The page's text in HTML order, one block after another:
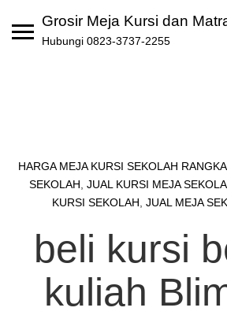
Grosir Meja Kursi dan
Hubungi 0823-3737-2255
HARGA MEJA KURSI SEKOLAH
SEKOLAH JUAL KURSI MEJA
KURSI SEKOLAH JUAL MEJA
beli kursi
kuliah